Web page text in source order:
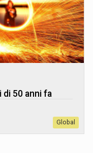
di 50 anni fa
Global